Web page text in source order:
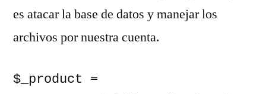
es atacar la base de datos y manejar los
archivos por nuestra cuenta.
$_product =